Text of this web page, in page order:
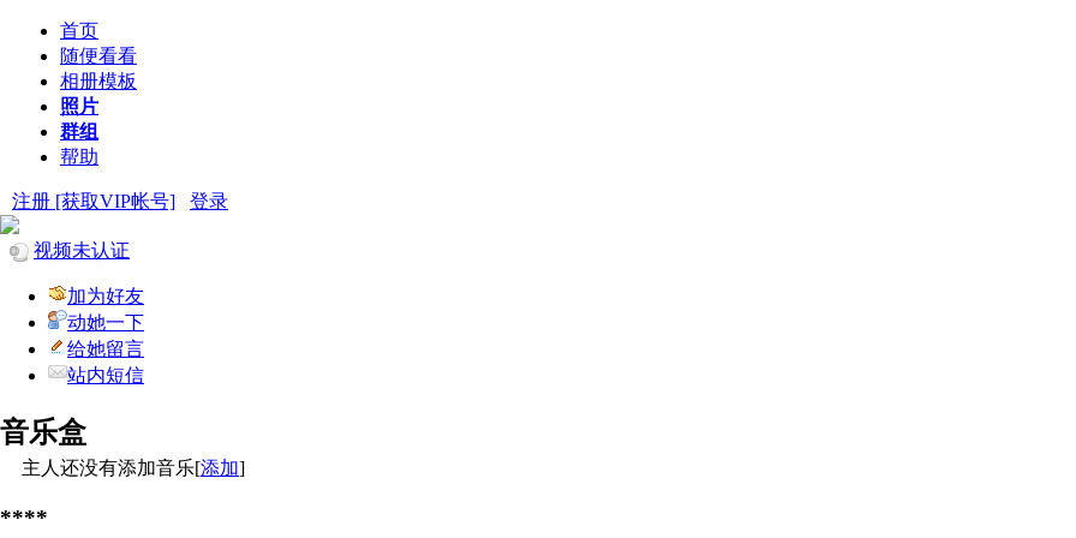
首页
随便看看
相册模板
照片
群组
帮助
注册 [获取VIP帐号] 登录
视频未认证
加为好友
动她一下
给她留言
站内短信
音乐盒
主人还没有添加音乐[添加]
****